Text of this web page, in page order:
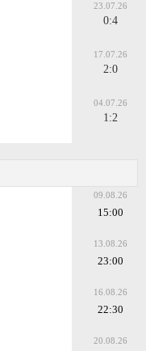
23.07.26
0:4
17.07.26
2:0
04.07.26
1:2
09.08.26
15:00
13.08.26
23:00
16.08.26
22:30
20.08.26